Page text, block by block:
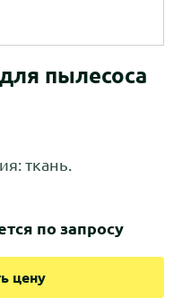
пылесоса
ткань.
по запросу
цену